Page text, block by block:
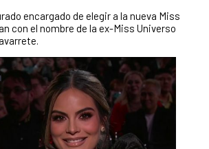
encargado de elegir a la nueva Miss
con el nombre de la ex-Miss Universo